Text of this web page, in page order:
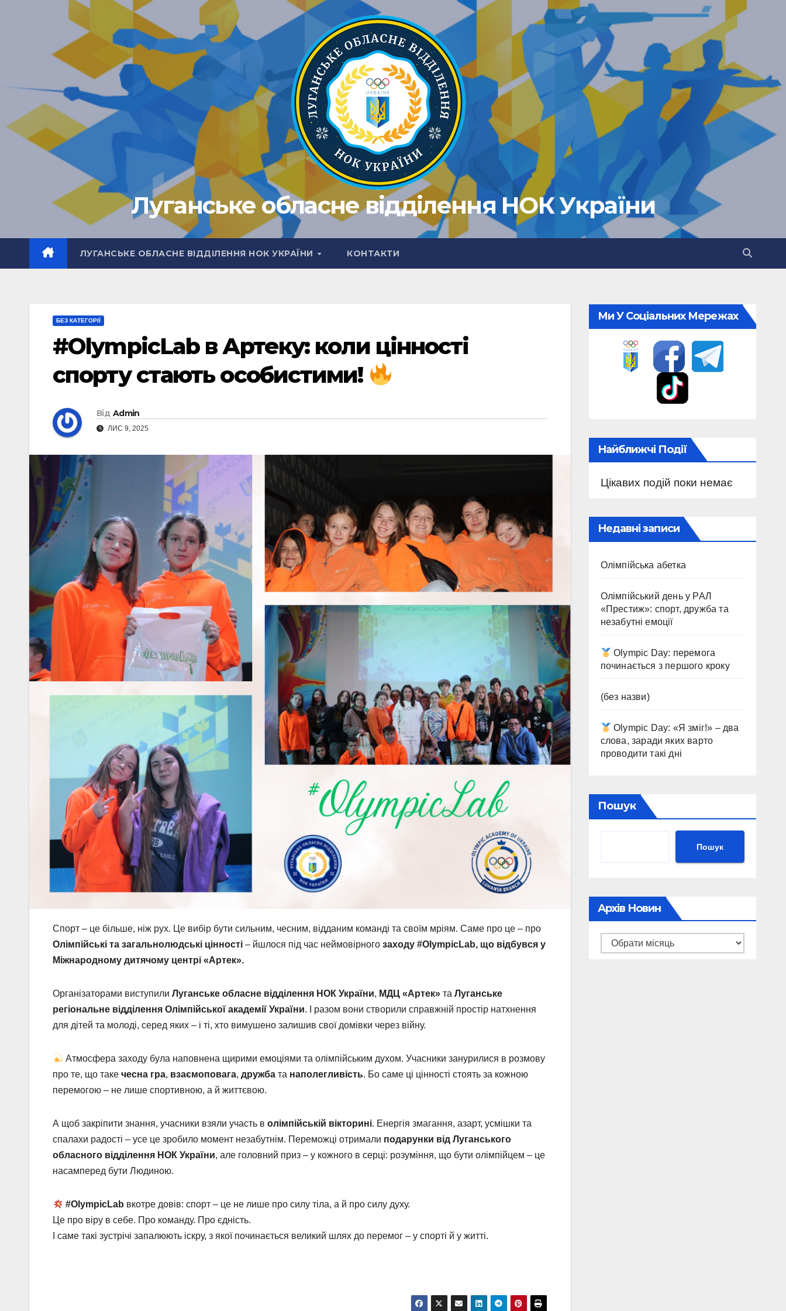
Луганське обласне відділення НОК України
ЛУГАНСЬКЕ ОБЛАСНЕ ВІДДІЛЕННЯ НОК УКРАЇНИ КОНТАКТИ
БЕЗ КАТЕГОРІЇ
#OlympicLab в Артеку: коли цінності
спорту стають особистими!
Від Admin
ЛИС 9, 2025
Спорт – це більше, ніж рух. Це вибір бути сильним, чесним, відданим команді та своїм мріям. Саме про це – про
Олімпійські та загальнолюдські цінності – йшлося під час неймовірного заходу #OlympicLab, що відбувся у
Міжнародному дитячому центрі «Артек».
Організаторами виступили Луганське обласне відділення НОК України, МДЦ «Артек» та Луганське
регіональне відділення Олімпійської академії України. І разом вони створили справжній простір натхнення
для дітей та молоді, серед яких – і ті, хто вимушено залишив свої домівки через війну.
Атмосфера заходу була наповнена щирими емоціями та олімпійським духом. Учасники занурилися в розмову
про те, що таке чесна гра, взаємоповага, дружба та наполегливість. Бо саме ці цінності стоять за кожною
перемогою – не лише спортивною, а й життєвою.
А щоб закріпити знання, учасники взяли участь в олімпійській вікторині. Енергія змагання, азарт, усмішки та
спалахи радості – усе це зробило момент незабутнім. Переможці отримали подарунки від Луганського
обласного відділення НОК України, але головний приз – у кожного в серці: розуміння, що бути олімпійцем – це
насамперед бути Людиною.
#OlympicLab вкотре довів: спорт – це не лише про силу тіла, а й про силу духу.
Це про віру в себе. Про команду. Про єдність.
І саме такі зустрічі запалюють іскру, з якої починається великий шлях до перемог – у спорті й у житті.
Ми У Соціальних Мережах
Найближчі Події
Цікавих подій поки немає
Недавні записи
Олімпійська абетка
Олімпійський день у РАЛ
«Престиж»: спорт, дружба та
незабутні емоції
Olympic Day: перемога
починається з першого кроку
(без назви)
Olympic Day: «Я зміг!» – два
слова, заради яких варто
проводити такі дні
Пошук
Пошук
Архів Новин
Архів